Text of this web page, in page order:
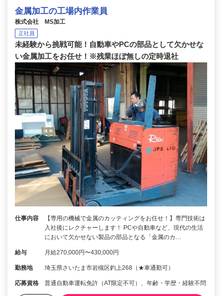
金属加工の工場内作業員
株式会社 MS加工
正社員
未経験から挑戦可能！自動車やPCの部品として欠かせな
い金属加工をお任せ！※残業ほぼ無しの定時退社
仕事内容
【専用の機械で金属のカッティングをお任せ！】専門技術は
入社後にレクチャーします！ PCや自動車など、現代の生活
において欠かせない製品の部品となる「金属のカ…
給与 月給270,000円〜430,000円
勤務地 埼玉県さいたま市岩槻区釣上268（★車通勤可）
応募資格 普通自動車運転免許（AT限定不可）、年齢・学歴・経験不問